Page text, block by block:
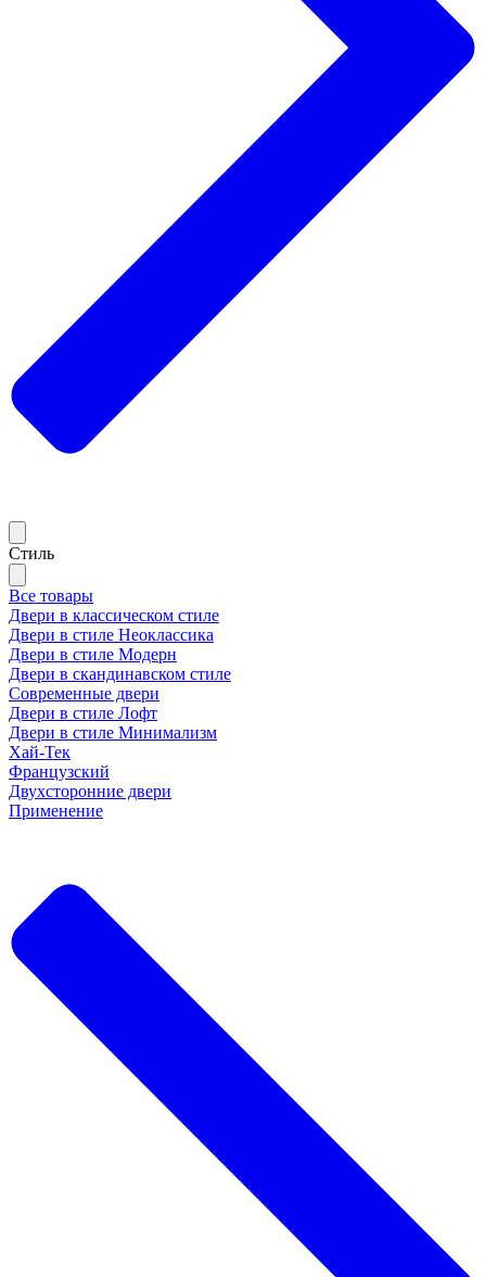
Стиль
Все товары
Двери в классическом стиле
Двери в стиле Неоклассика
Двери в стиле Модерн
Двери в скандинавском стиле
Современные двери
Двери в стиле Лофт
Двери в стиле Минимализм
Хай-Тек
Французский
Двухсторонние двери
Применение